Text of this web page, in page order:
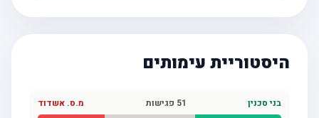
היסטוריית עימותים
בני סכנין פגישות מ.ס. אשדוד